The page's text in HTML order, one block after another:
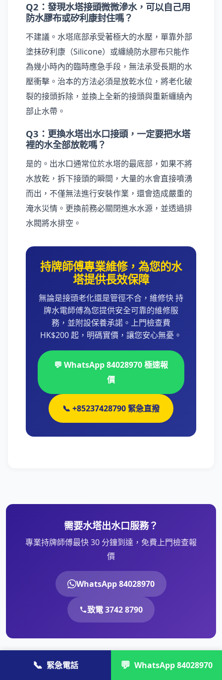
Q2：發現水塔接頭微微滲水，可以自己用
防水膠布或矽利康封住嗎？
不建議。水塔底部承受著極大的水壓，單靠外部
塗抹矽利康（Silicone）或纏繞防水膠布只能作
為幾小時內的臨時應急手段，無法承受長期的水
壓衝擊。治本的方法必須是放乾水位，將老化破
裂的接頭拆除，並換上全新的接頭與重新纏繞內
部止水帶。
Q3：更換水塔出水口接頭，一定要把水塔
裡的水全部放乾嗎？
是的。出水口通常位於水塔的最底部，如果不將
水放乾，拆下接頭的瞬間，大量的水會直接噴湧
而出，不僅無法進行安裝作業，還會造成嚴重的
淹水災情。更換前務必關閉進水水源，並透過排
水閥將水排空。
持牌師傅專業維修，為您的水
塔提供長效保障
無論是接頭老化還是管徑不合，維修快 持
牌水電師傅為您提供安全可靠的維修服
務，並附設保養承諾。上門檢查費
HK$200 起，明碼實價，讓您安心無憂。
💬 WhatsApp 84028970 極速報
價
📞 +85237428790 緊急直撥
需要水塔出水口服務？
專業持牌師傅最快 30 分鐘到達，免費上門檢查報
價
WhatsApp 84028970
致電 3742 8790
📞 緊急電話 💬 WhatsApp 84028970